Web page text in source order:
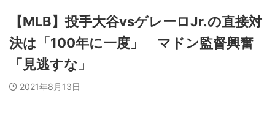
【MLB】投手大谷vsゲレーロJr.の直接対
決は「100年に一度」 マドン監督興奮
「見逃すな」
2021年8月13日